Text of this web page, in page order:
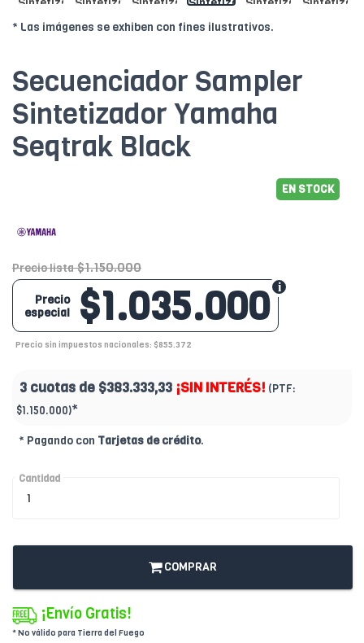
* Las imágenes se exhiben con fines ilustrativos.
Secuenciador Sampler
Sintetizador Yamaha
Seqtrak Black
EN STOCK
Precio lista $1.150.000
$1.035.000
Precio
especial
Precio sin impuestos nacionales: $855.372
3 cuotas de $383.333,33 ¡SIN INTERÉS! (PTF:
$1.150.000)*
* Pagando con Tarjetas de crédito.
Cantidad
COMPRAR
¡Envío Gratis!
* No válido para Tierra del Fuego